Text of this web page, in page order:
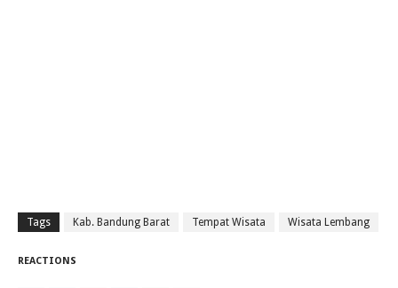
Tags Kab. Bandung Barat Tempat Wisata Wisata Lembang
REACTIONS